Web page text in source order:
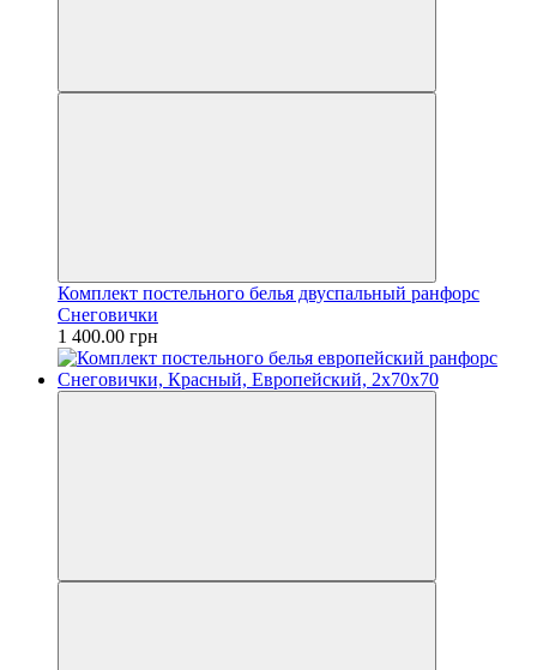
Комплект постельного белья двуспальный ранфорс
Снеговички
1 400.00 грн